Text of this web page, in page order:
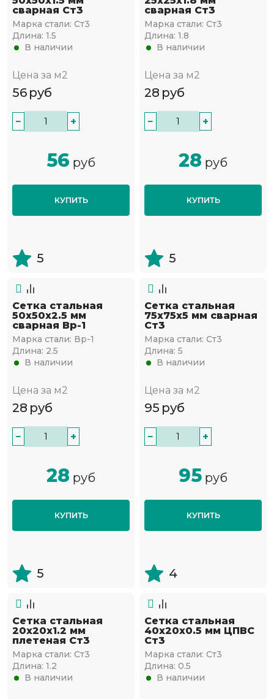
сварная Ст3
Марка стали: Ст3
Длина: 1.5
В наличии
Цена за м2
56 руб
− +
56 руб
КУПИТЬ
5
сварная Ст3
Марка стали: Ст3
Длина: 1.8
В наличии
Цена за м2
28 руб
− +
28 руб
КУПИТЬ
5
Сетка стальная
50х50х2.5 мм
сварная Вр-1
Марка стали: Вр-1
Длина: 2.5
В наличии
Цена за м2
28 руб
− +
28 руб
КУПИТЬ
5
Сетка стальная
75х75х5 мм сварная
Ст3
Марка стали: Ст3
Длина: 5
В наличии
Цена за м2
95 руб
− +
95 руб
КУПИТЬ
4
Сетка стальная
20х20х1.2 мм
плетеная Ст3
Марка стали: Ст3
Длина: 1.2
В наличии
Сетка стальная
40х20х0.5 мм ЦПВС
Ст3
Марка стали: Ст3
Длина: 0.5
В наличии